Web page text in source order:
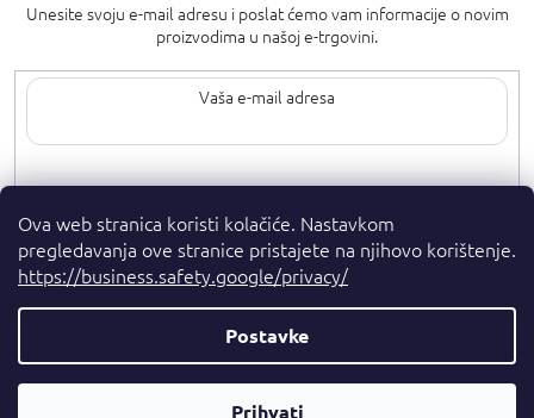
Ova web stranica koristi kolačiće. Nastavkom
pregledavanja ove stranice pristajete na njihovo korištenje.
https://business.safety.google/privacy/
Postavke
Prihvati
Unesite svoju e-mail adresu i poslat ćemo vam informacije o novim
proizvodima u našoj e-trgovini.
Upisom svoje e-pošte pristajete nauvjete privatnosti.
Kreirao Shoptet Premium
Autorska prava 2026Parfumshop.hr. Sva prava pridržana.